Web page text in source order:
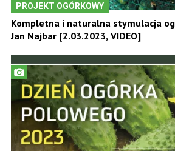
PROJEKT OGÓRKOWY
Kompletna i naturalna stymulacja
Jan Najbar [2.03.2023, VIDEO]